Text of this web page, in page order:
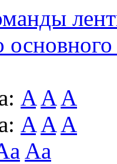
A A A
A A A
Aa